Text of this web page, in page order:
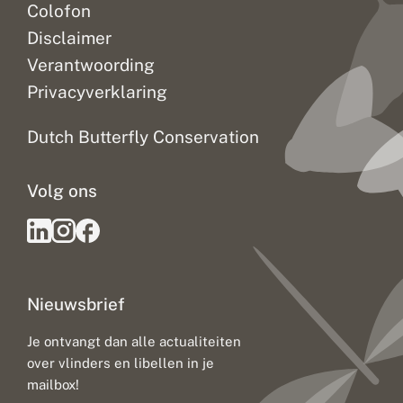
Colofon
Disclaimer
Verantwoording
Privacyverklaring
Dutch Butterfly Conservation
Nieuwsbrief
Je ontvangt dan alle actualiteiten
over vlinders en libellen in je
mailbox!
Volg ons